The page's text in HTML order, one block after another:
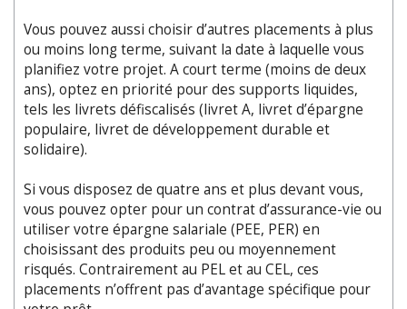
Vous pouvez aussi choisir d’autres placements à plus
ou moins long terme, suivant la date à laquelle vous
planifiez votre projet. A court terme (moins de deux
ans), optez en priorité pour des supports liquides,
tels les livrets défiscalisés (livret A, livret d’épargne
populaire, livret de développement durable et
solidaire).
Si vous disposez de quatre ans et plus devant vous,
vous pouvez opter pour un contrat d’assurance-vie ou
utiliser votre épargne salariale (PEE, PER) en
choisissant des produits peu ou moyennement
risqués. Contrairement au PEL et au CEL, ces
placements n’offrent pas d’avantage spécifique pour